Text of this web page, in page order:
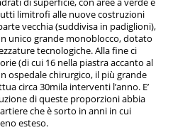
limitrofi alle nuove costruzioni
vecchia (suddivisa in padiglioni),
unico grande monoblocco, dotato
tecnologiche. Alla fine ci
(di cui 16 nella piastra accanto al
ospedale chirurgico, il più grande
circa 30mila interventi l’anno. E’
di queste proporzioni abbia
che è sorto in anni in cui
esteso.